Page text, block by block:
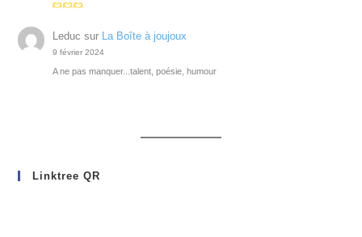
Leduc sur La Boîte à joujoux
9 février 2024
A ne pas manquer...talent, poésie, humour
Linktree QR